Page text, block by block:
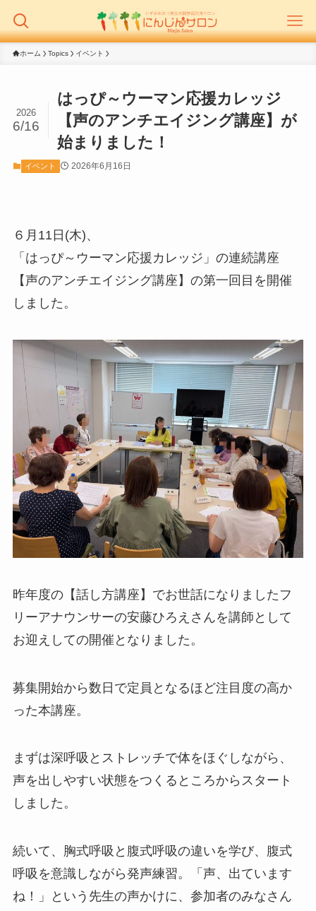
ホーム Topics イベント
はっぴ～ウーマン応援カレッジ
【声のアンチエイジング講座】が
始まりました！
2026
6/16
イベント 2026年6月16日
６月11日(木)、
「はっぴ～ウーマン応援カレッジ」の連続講座
【声のアンチエイジング講座】の第一回目を開催
しました。
昨年度の【話し方講座】でお世話になりましたフ
リーアナウンサーの安藤ひろえさんを講師として
お迎えしての開催となりました。
募集開始から数日で定員となるほど注目度の高か
った本講座。
まずは深呼吸とストレッチで体をほぐしながら、
声を出しやすい状態をつくるところからスタート
しました。
続いて、胸式呼吸と腹式呼吸の違いを学び、腹式
呼吸を意識しながら発声練習。「声、出ています
ね！」という先生の声かけに、参加者のみなさん